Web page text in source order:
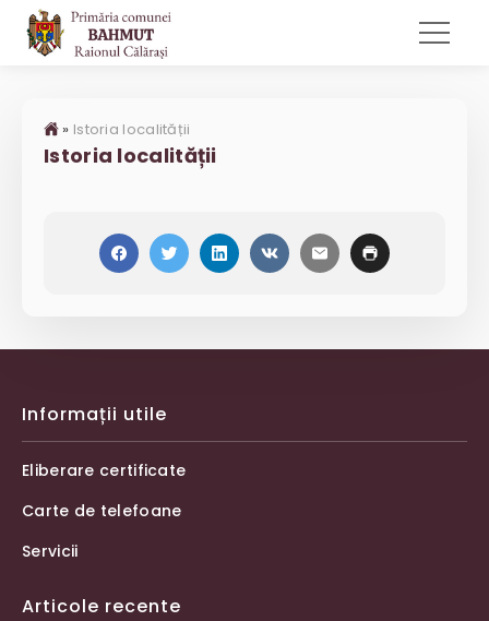
» Istoria localității
Istoria localității
Informații utile
Eliberare certificate
Carte de telefoane
Servicii
Articole recente